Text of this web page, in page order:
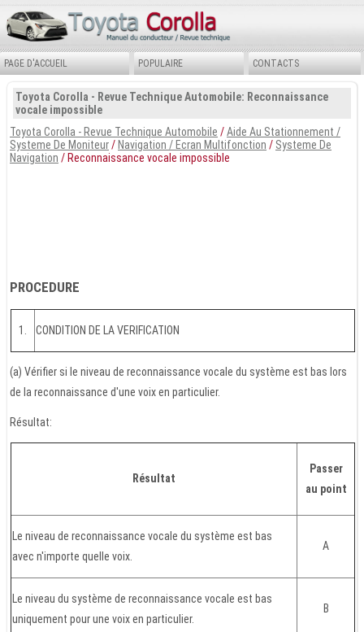
PAGE D'ACCUEIL POPULAIRE CONTACTS
Toyota Corolla - Revue Technique Automobile: Reconnaissance
vocale impossible
Toyota Corolla - Revue Technique Automobile /Aide Au Stationnement /
Systeme De Moniteur/Navigation / Ecran Multifonction / Systeme De
Navigation / Reconnaissance vocale impossible
PROCEDURE
1. CONDITION DE LA VERIFICATION
(a) Vérifier si le niveau de reconnaissance vocale du système est bas lors
de la reconnaissance d'une voix en particulier.
Résultat:
Résultat
Passer
au point
Le niveau de reconnaissance vocale du système est bas
avec n'importe quelle voix.
A
Le niveau du système de reconnaissance vocale est bas
uniquement pour une voix en particulier.
B